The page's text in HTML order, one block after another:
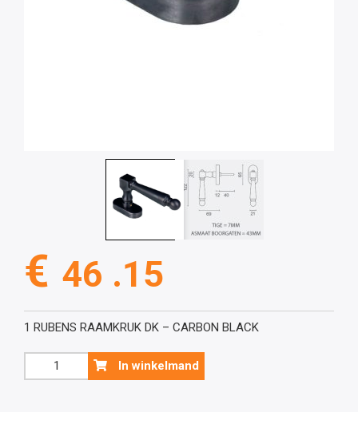
€ 46 .15
1 RUBENS RAAMKRUK DK – CARBON BLACK
Raamkruk,
RUBENS
In winkelmand